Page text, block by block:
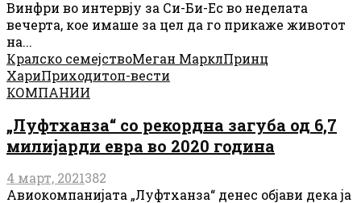
Винфри во интервју за Си-Би-Ес во неделата
вечерта, кое имаше за цел да го прикаже животот
на...
Кралско семејствоМеган МарклПринц
ХариПриходитоп-вести
КОМПАНИИ
„Луфтханза“ со рекордна загуба од 6,7
милијарди евра во 2020 година
4 март, 2021382
Авиокомпанијата „Луфтханза“ денес објави дека ја